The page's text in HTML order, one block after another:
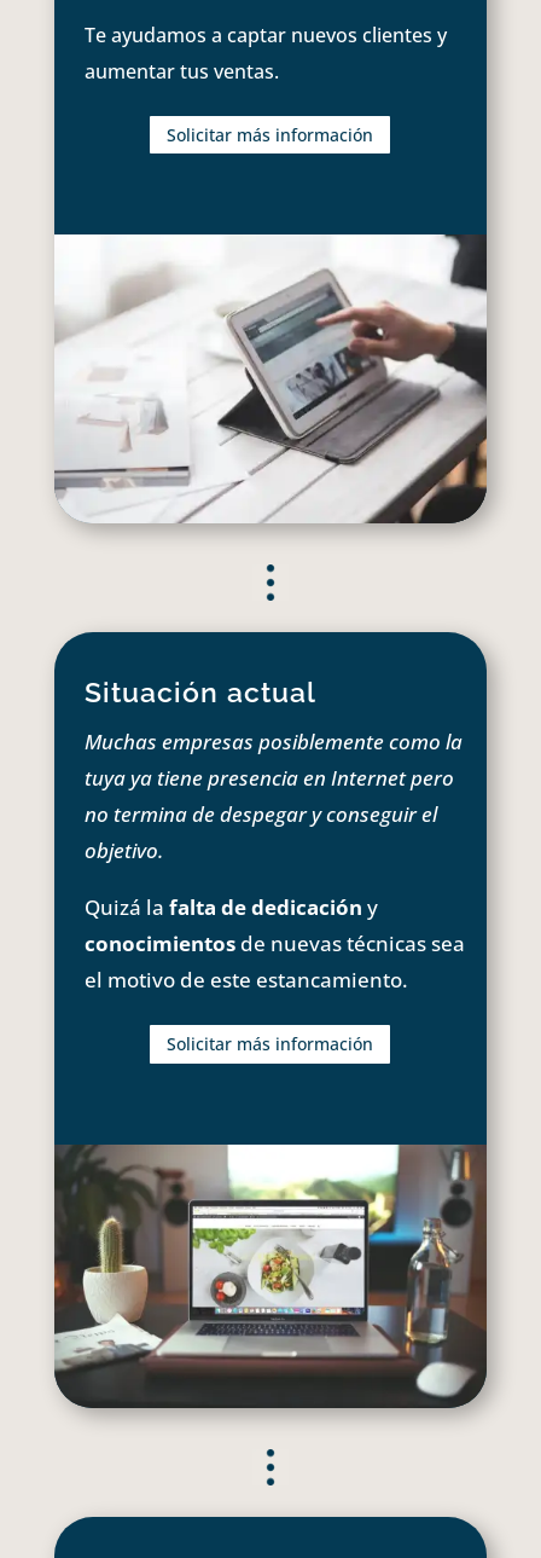
Te ayudamos a captar nuevos clientes y
aumentar tus ventas.
Solicitar más información
Situación actual
Muchas empresas posiblemente como la
tuya ya tiene presencia en Internet pero
no termina de despegar y conseguir el
objetivo.
Quizá la falta de dedicación y
conocimientosde nuevas técnicas sea
el motivo de este estancamiento.
Solicitar más información